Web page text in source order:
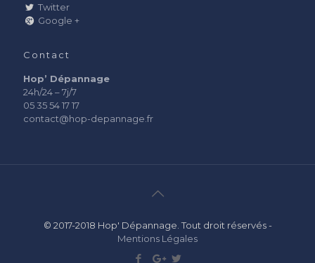
Twitter
Google +
Contact
Hop’ Dépannage
24h/24 – 7j/7
05 35 54 17 17
contact@hop-depannage.fr
© 2017-2018 Hop' Dépannage. Tout droit réservés -
Mentions Légales